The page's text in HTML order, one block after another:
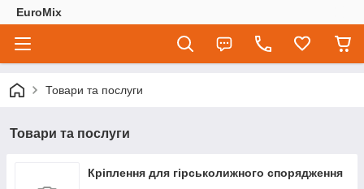
EuroMix
Товари та послуги
Товари та послуги
Кріплення для гірськолижного спорядження